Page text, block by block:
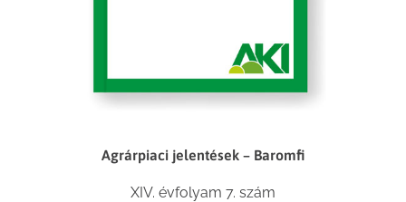
Agrárpiaci jelentések – Baromfi
XIV. évfolyam 7. szám